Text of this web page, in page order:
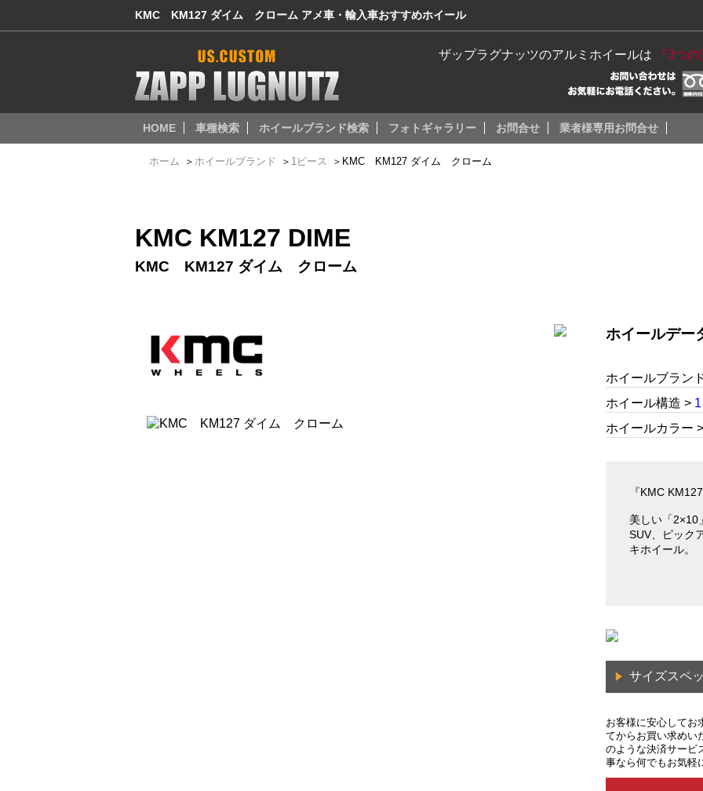
KMC KM127 ダイム クローム アメ車・輸入車おすすめホイール
ザップラグナッツのアルミホイールは 『3つ
HOME 車種検索 ホイールブランド検索 フォトギャラリー お問合せ 業者様専用お問合せ
ホーム ＞ ホイールブランド ＞ 1ピース ＞ KMC KM127 ダイム クローム
KMC KM127 DIME
KMC KM127 ダイム クローム
ホイールデー
ホイールブラン
ホイール構造 >
ホイールカラー
『KMC
美しい「2×10
SUV、ピック
キホイール。
サイズスペ
お客様に安心してお
てからお買い求めい
のような決済サービ
事なら何でもお気軽